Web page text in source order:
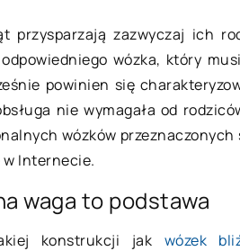
przysparzają zazwyczaj ich
wózka, który
powinien się
nie wymagała od
wózków
w Internecie.
waga to podstawa
konstrukcji jak wózek
BEZ KATEGORII